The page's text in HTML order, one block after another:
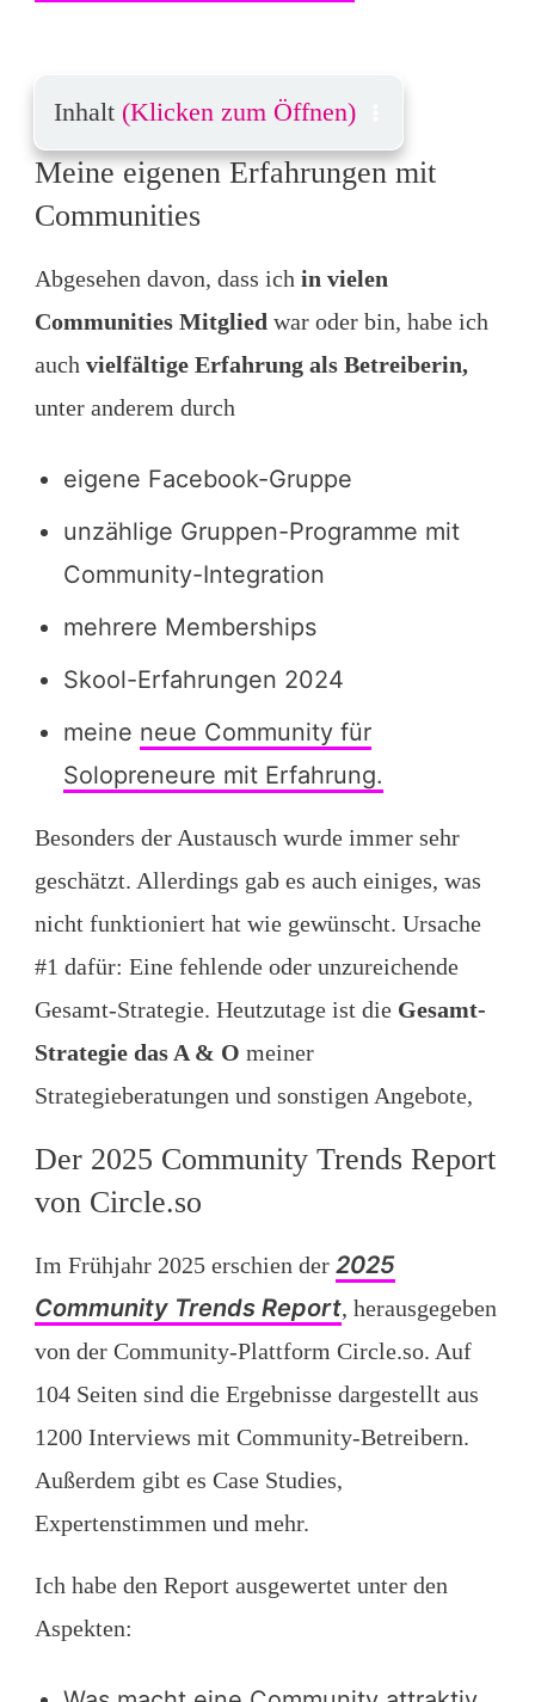
Inhalt (Klicken zum Öffnen)
Meine eigenen Erfahrungen mit
Communities
Abgesehen davon, dass ich in vielen
Communities Mitglied war oder bin, habe ich
auch vielfältige Erfahrung als Betreiberin,
unter anderem durch
eigene Facebook-Gruppe
unzählige Gruppen-Programme mit
Community-Integration
mehrere Memberships
Skool-Erfahrungen 2024
meine neue Community für
Solopreneure mit Erfahrung.
Besonders der Austausch wurde immer sehr
geschätzt. Allerdings gab es auch einiges, was
nicht funktioniert hat wie gewünscht. Ursache
#1 dafür: Eine fehlende oder unzureichende
Gesamt-Strategie. Heutzutage ist die Gesamt-
Strategie das A & O meiner
Strategieberatungen und sonstigen Angebote,
Der 2025 Community Trends Report
von Circle.so
Im Frühjahr 2025 erschien der 2025
Community Trends Report, herausgegeben
von der Community-Plattform Circle.so. Auf
104 Seiten sind die Ergebnisse dargestellt aus
1200 Interviews mit Community-Betreibern.
Außerdem gibt es Case Studies,
Expertenstimmen und mehr.
Ich habe den Report ausgewertet unter den
Aspekten: